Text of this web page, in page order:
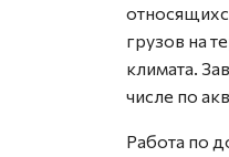
грузов на
климата.
числе по
Работа по